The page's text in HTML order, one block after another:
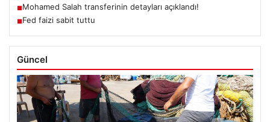
■Mohamed Salah transferinin detayları açıklandı!
■Fed faizi sabit tuttu
Güncel